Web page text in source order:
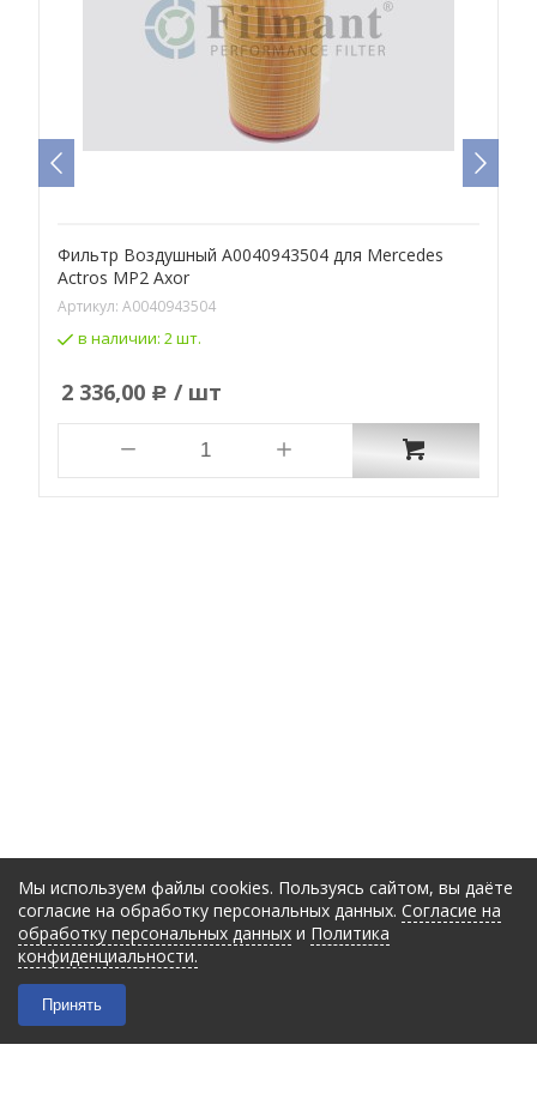
Фильтр Воздушный A0040943504 для Mercedes
Actros MP2 Axor
Артикул: A0040943504
в наличии: 2 шт.
2 336,00 Р / шт
Мы используем файлы cookies. Пользуясь сайтом, вы даёте
согласие на обработку персональных данных. Согласие на
обработку персональных данных и Политика
конфиденциальности.
Принять